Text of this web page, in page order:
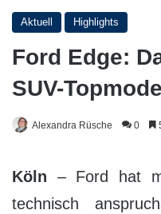
Aktuell Highlights
Ford Edge:
SUV-
Alexandra Rüsche 0
Köln – Ford hat
technisch